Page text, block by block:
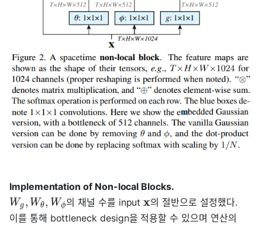
Implementation of Non-local Blocks.
Wg , Wθ, Wϕ의 채널 수를 inputx의 절반으로 설정했다.
이를 통해 bottleneck design을 적용할 수 있으며 연산의